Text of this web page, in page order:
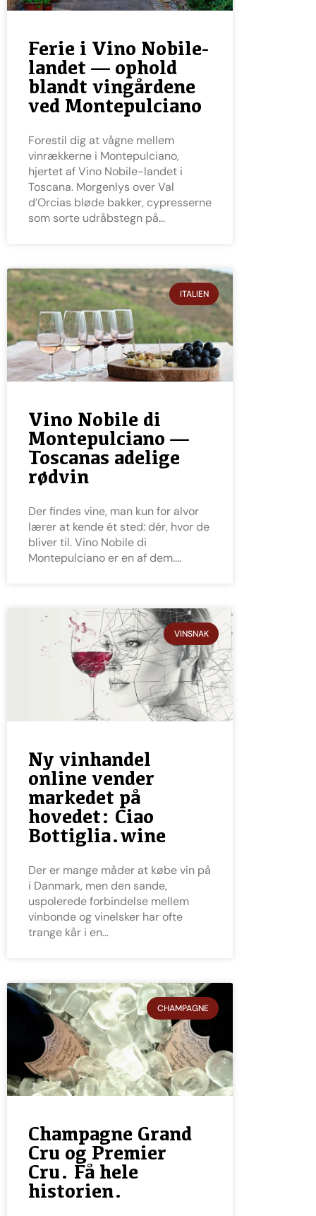
Ferie i Vino Nobile-
landet — ophold
blandt vingårdene
ved Montepulciano
Forestil dig at vågne mellem
vinrækkerne i Montepulciano,
hjertet af Vino Nobile-landet i
Toscana. Morgenlys over Val
d’Orcias bløde bakker, cypresserne
som sorte udråbstegn på
ITALIEN
Vino Nobile di
Montepulciano —
Toscanas adelige
rødvin
Der findes vine, man kun for alvor
lærer at kende ét sted: dér, hvor de
bliver til. Vino Nobile di
Montepulciano er en af dem.
VINSNAK
Ny vinhandel
online vender
markedet på
hovedet: Ciao
Bottiglia.wine
Der er mange måder at købe vin på
i Danmark, men den sande,
uspolerede forbindelse mellem
vinbonde og vinelsker har ofte
trange kår i en
CHAMPAGNE
Champagne Grand
Cru og Premier
Cru. Få hele
historien.